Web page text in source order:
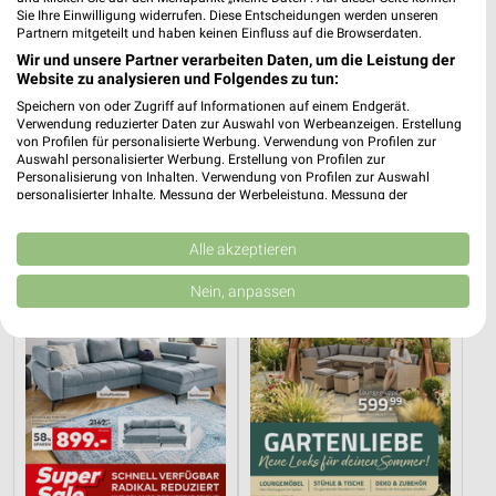
22,4 km
Gartenmöbel 2026
Gültig 2026
22,4 km
Angebote ab 03.08.
Noch morgen gültig
Sie Ihre Einwilligung widerrufen. Diese Entscheidungen werden unseren
Partnern mitgeteilt und haben keinen Einfluss auf die Browserdaten.
Wir und unsere Partner verarbeiten Daten, um die Leistung der
Website zu analysieren und Folgendes zu tun:
Speichern von oder Zugriff auf Informationen auf einem Endgerät.
Verwendung reduzierter Daten zur Auswahl von Werbeanzeigen. Erstellung
von Profilen für personalisierte Werbung. Verwendung von Profilen zur
Auswahl personalisierter Werbung. Erstellung von Profilen zur
Personalisierung von Inhalten. Verwendung von Profilen zur Auswahl
personalisierter Inhalte. Messung der Werbeleistung. Messung der
Kombinationen von Daten aus verschiedenen Quellen. Entwicklung und
Verbesserung der Angebote. Verwendung reduzierter Daten zur Auswahl
von Inhalten.
Daten können außerhalb der Europäischen Union weitergegeben und in die
USA gesendet werden.
Website/App.
Partnerliste anzeigen (1 IAB-Anbieter)
Wir nutzen Ihre Daten für folgende Zwecke:
IAB-Verarbeitungszwecke:
Speichern von oder Zugriff auf Informationen
auf einem Endgerät
Alle akzeptieren
Nein, anpassen